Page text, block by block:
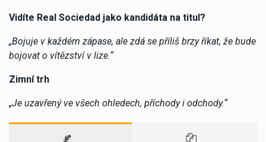
Vidíte Real Sociedad jako kandidáta na titul?
„Bojuje v každém zápase, ale zdá se příliš brzy říkat, že bude
bojovat o vítězství v lize.“
Zimní trh
„Je uzavřený ve všech ohledech, příchody i odchody.“